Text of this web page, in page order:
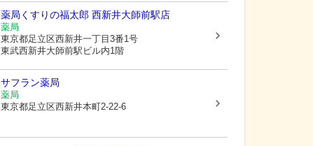
薬局くすりの福太郎 西新井大師前駅店
薬局
東京都足立区西新井一丁目3番1号
東武西新井大師前駅ビル内1階
サフラン薬局
薬局
東京都足立区西新井本町2-22-6